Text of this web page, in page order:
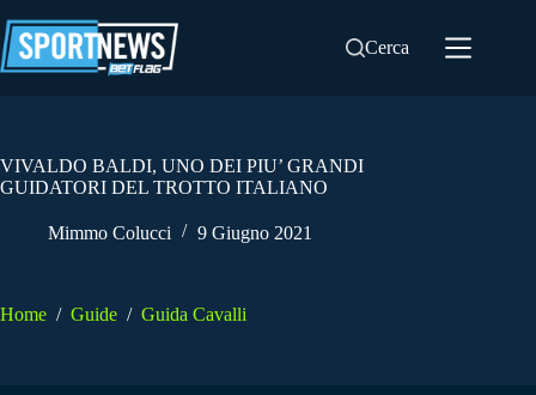
al
contenuto
Cerca
VIVALDO BALDI, UNO DEI PIU’ GRANDI
GUIDATORI DEL TROTTO ITALIANO
Mimmo Colucci 9 Giugno 2021
Home / Guide / Guida Cavalli